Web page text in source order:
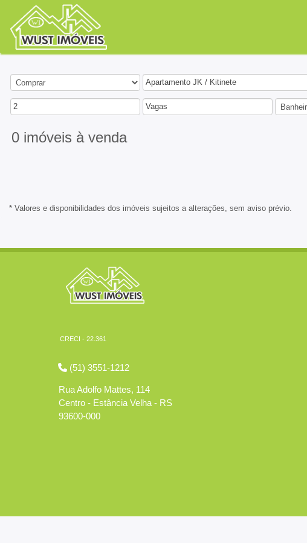
Apartamento JK / Kitinete
2 Vagas
0 imóveis à venda
* Valores e disponibilidades dos imóveis sujeitos a alterações, sem aviso prévio.
CRECI - 22.361
(51) 3551-1212
Rua Adolfo Mattes, 114
Centro - Estância Velha - RS
93600-000